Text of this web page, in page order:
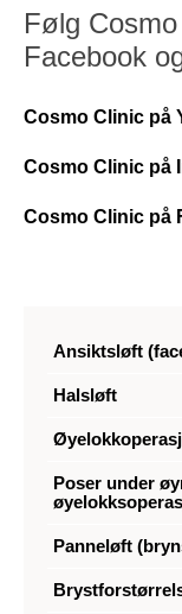
Følg
Facebook
Cosmo Clinic på
Cosmo Clinic på
Cosmo Clinic på
Ansiktsløft
Halsløft
Poser under
Panneløft